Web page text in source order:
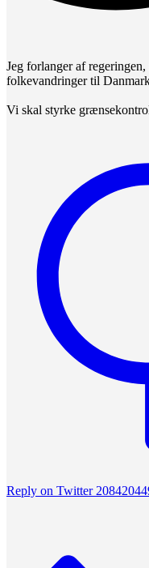
Jeg forlanger af
folkevandringer til
Vi skal styrke
Reply on Twitter